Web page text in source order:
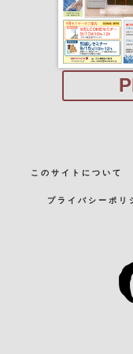
このサイトについて
プライバシーポリ